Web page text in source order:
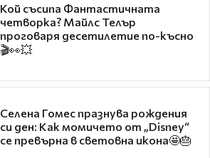
Кой съсипа Фантастичната
четворка? Майлс Телър
проговаря десетилетие по-късно
🎬👀💥
Селена Гомес празнува рождения
си ден: Как момичето от „Disney“
се превърна в световна икона🤩🎂